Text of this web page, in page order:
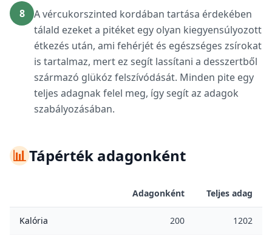
8
A vércukorszinted kordában tartása érdekében
tálald ezeket a pitéket egy olyan kiegyensúlyozott
étkezés után, ami fehérjét és egészséges zsírokat
is tartalmaz, mert ez segít lassítani a desszertből
származó glükóz felszívódását. Minden pite egy
teljes adagnak felel meg, így segít az adagok
szabályozásában.
📊Tápérték adagonként
Adagonként Teljes adag
Kalória 200 1202